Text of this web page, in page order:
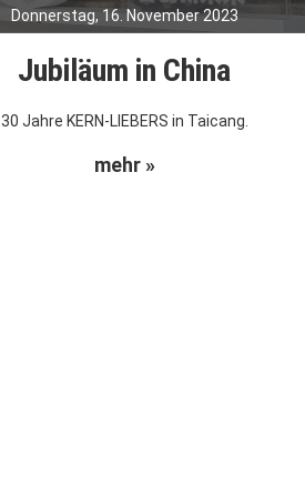
Donnerstag, 16. November 2023
Jubiläum in China
30 Jahre KERN-LIEBERS in Taicang.
mehr »